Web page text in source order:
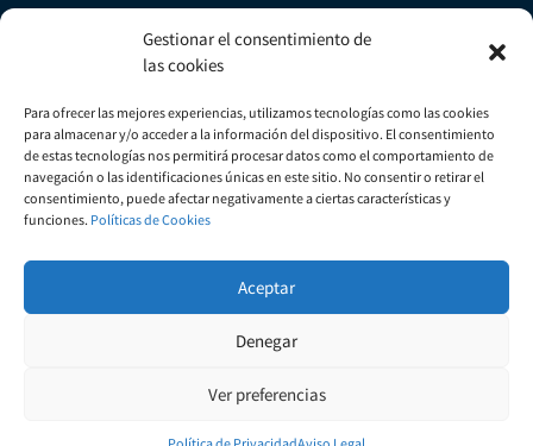
Gestionar el consentimiento de
las cookies
Para ofrecer las mejores experiencias, utilizamos tecnologías como las cookies
para almacenar y/o acceder a la información del dispositivo. El consentimiento
de estas tecnologías nos permitirá procesar datos como el comportamiento de
navegación o las identificaciones únicas en este sitio. No consentir o retirar el
consentimiento, puede afectar negativamente a ciertas características y
funciones. Políticas de Cookies
Aceptar
Denegar
Ver preferencias
Facebook
Instagram
CONTÁCTENOS
Avenida Marítima, 29, Bloque B3, Local 2. Candelaria
+(34) 922 50 51 57
© 1999-2022 Inmobiliaria GAUTSA.